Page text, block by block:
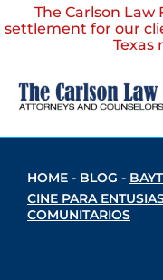
The Carlson Law
settlement for our
Texas
HOME - BLOG -
CINE PARA
COMUNITARIOS